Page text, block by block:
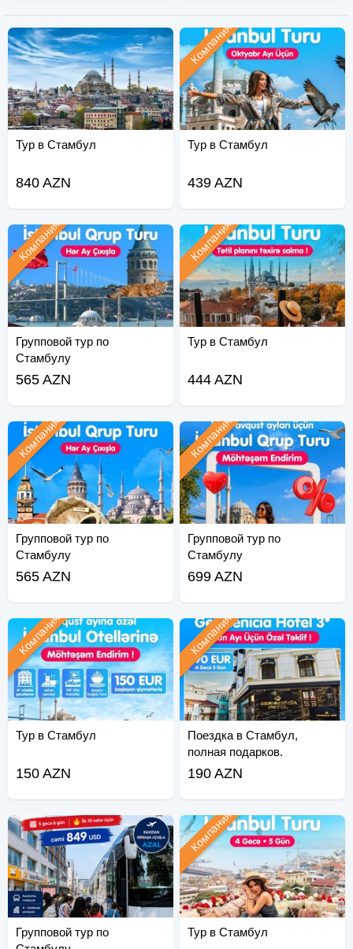
Тур в Стамбул
840 AZN
Тур в Стамбул
Компания
439 AZN
Групповой тур по
Стамбулу
Компания
565 AZN
Тур в Стамбул
Компания
444 AZN
Групповой тур по
Стамбулу
Компания
565 AZN
Групповой тур по
Стамбулу
Компания
699 AZN
Тур в Стамбул
Компания
150 AZN
Поездка в Стамбул,
полная подарков.
Компания
190 AZN
Групповой тур по
Тур в Стамбул
Компания